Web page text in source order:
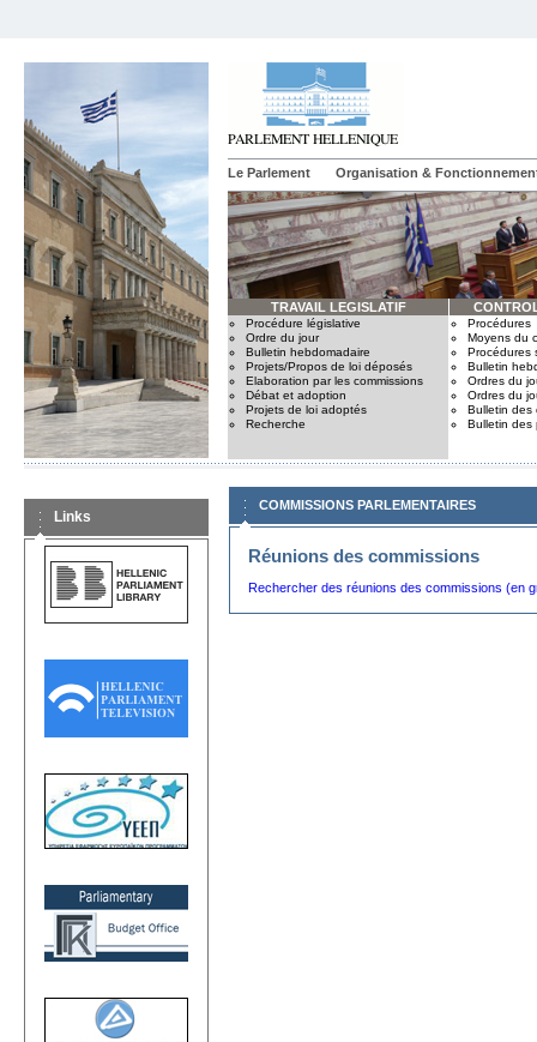
Le Parlement Organisation &
TRAVAIL LEGISLATIF
Procédure législative
Ordre du jour
Bulletin hebdomadaire
Projets/Propos de loi déposés
Elaboration par les commissions
Débat et adoption
Projets de loi adoptés
Recherche
Procédures
Moyens du
Procédures
Bulletin
Ordres du
Ordres du
Bulletin des
Bulletin des
Links
COMMISSIONS PARLEMENTAIRES
Réunions des commissions
Rechercher des réunions des commissions (en